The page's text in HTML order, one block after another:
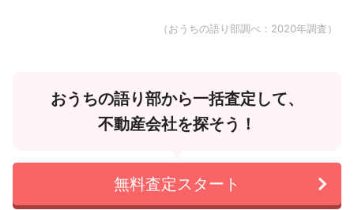
（おうちの語り部調べ：2020年調査）
おうちの語り部から一括査定して、
不動産会社を探そう！
無料査定スタート